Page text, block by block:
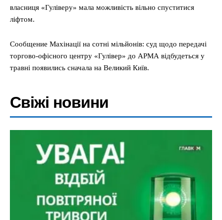
власниця «Гуліверу» мала можливість вільно спуститися
ліфтом.
Сообщение Махінації на сотні мільйонів: суд щодо передачі
торгово-офісного центру «Гулівер» до АРМА відбудеться у
травні появились сначала на Великий Київ.
Свіжі новини